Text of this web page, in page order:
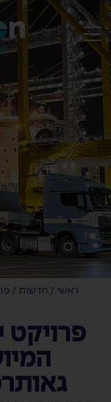
ראשי / חדשות /
פרויקט